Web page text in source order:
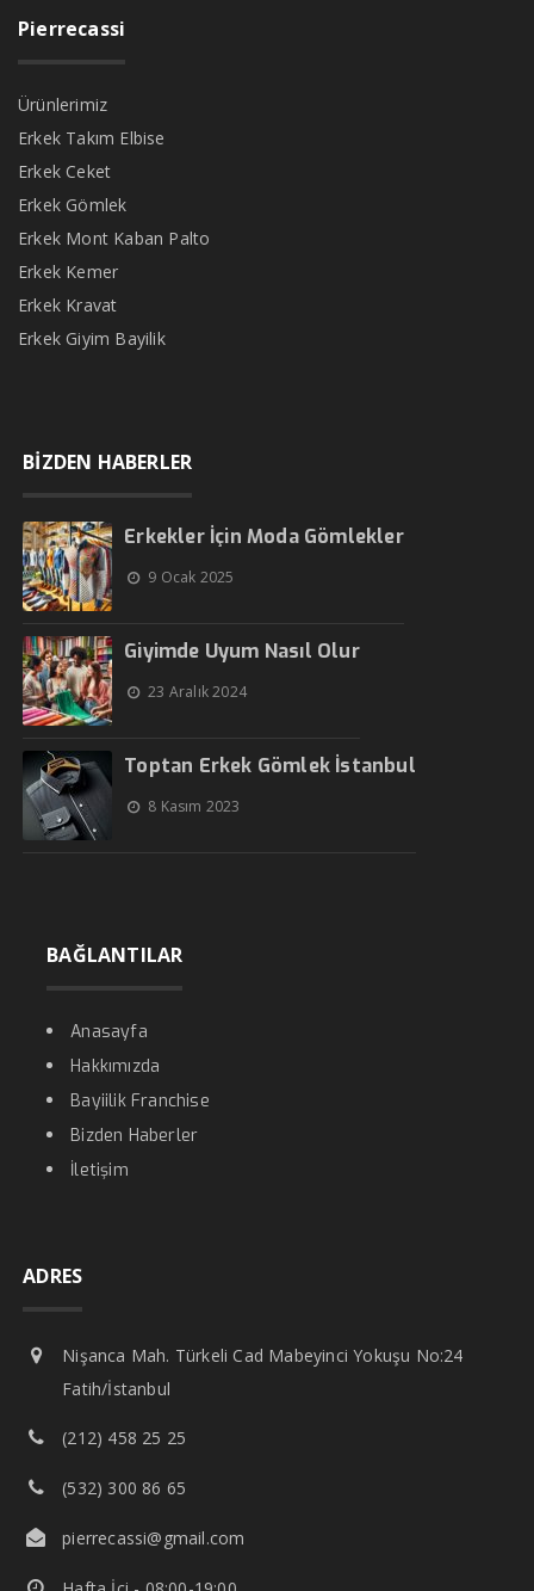
Pierrecassi
Ürünlerimiz
Erkek Takım Elbise
Erkek Ceket
Erkek Gömlek
Erkek Mont Kaban Palto
Erkek Kemer
Erkek Kravat
Erkek Giyim Bayilik
BİZDEN HABERLER
Erkekler İçin Moda Gömlekler
9 Ocak 2025
Giyimde Uyum Nasıl Olur
23 Aralık 2024
Toptan Erkek Gömlek İstanbul
8 Kasım 2023
BAĞLANTILAR
Anasayfa
Hakkımızda
Bayiilik Franchise
Bizden Haberler
İletişim
ADRES
Nişanca Mah. Türkeli Cad Mabeyinci Yokuşu No:24
Fatih/İstanbul
(212) 458 25 25
(532) 300 86 65
pierrecassi@gmail.com